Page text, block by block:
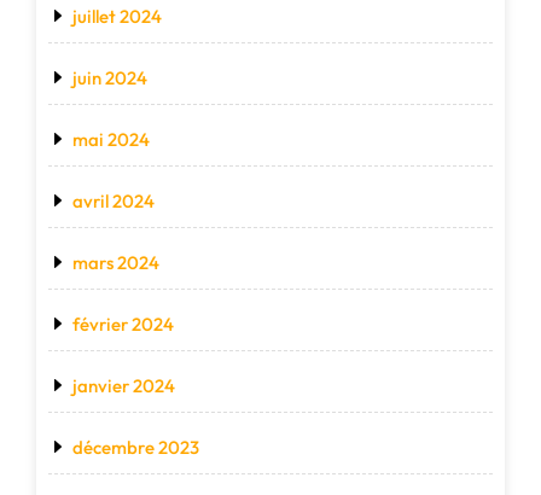
juillet 2024
juin 2024
mai 2024
avril 2024
mars 2024
février 2024
janvier 2024
décembre 2023